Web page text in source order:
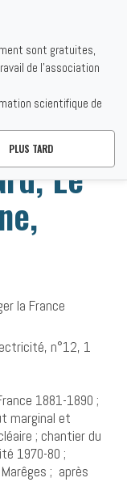
Le
la France
n°12, 1
1881-1890 ;
marginal et
; chantier du
1970-80 ;
; après
sont gratuites,
de l'association
scientifique de
PLUS TARD